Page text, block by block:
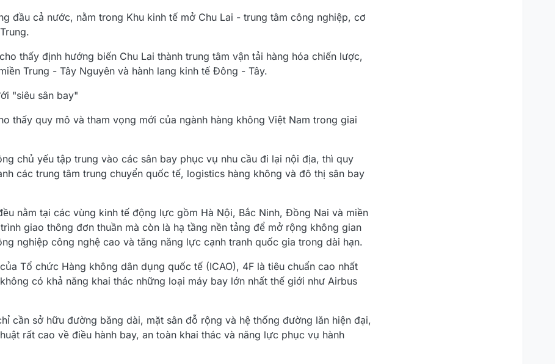
đầu cả nước, nằm trong Khu kinh tế mở Chu Lai - trung tâm công nghiệp, cơ
thấy định hướng biến Chu Lai thành trung tâm vận tải hàng hóa chiến lược,
Trung - Tây Nguyên và hành lang kinh tế Đông - Tây.
"siêu sân bay"
thấy quy mô và tham vọng mới của ngành hàng không Việt Nam trong giai
chủ yếu tập trung vào các sân bay phục vụ nhu cầu đi lại nội địa, thì quy
các trung tâm trung chuyển quốc tế, logistics hàng không và đô thị sân bay
nằm tại các vùng kinh tế động lực gồm Hà Nội, Bắc Ninh, Đồng Nai và miền
giao thông đơn thuần mà còn là hạ tầng nền tảng để mở rộng không gian
nghiệp công nghệ cao và tăng năng lực cạnh tranh quốc gia trong dài hạn.
Tổ chức Hàng không dân dụng quốc tế (ICAO), 4F là tiêu chuẩn cao nhất
có khả năng khai thác những loại máy bay lớn nhất thế giới như Airbus
cần sở hữu đường băng dài, mặt sân đỗ rộng và hệ thống đường lăn hiện đại,
rất cao về điều hành bay, an toàn khai thác và năng lực phục vụ hành